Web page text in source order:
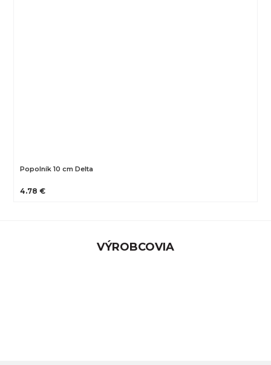
Popolník 10 cm Delta
4.78 €
VÝROBCOVIA